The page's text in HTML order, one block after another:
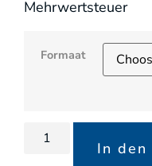
Mehrwertsteuer
Formaat
In den